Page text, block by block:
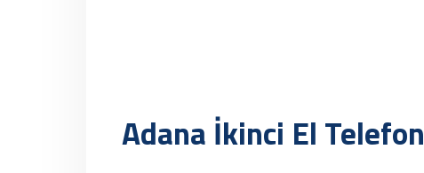
Adana İkinci El Telefon